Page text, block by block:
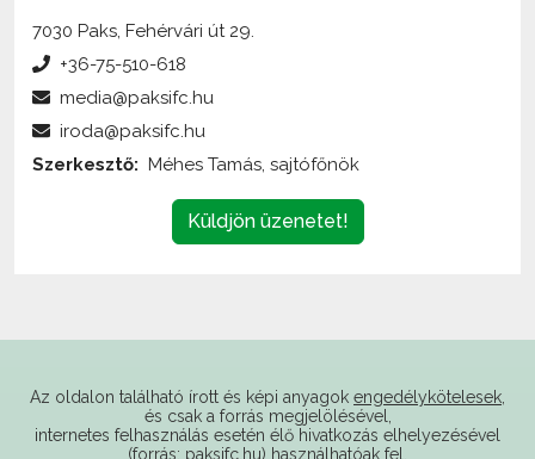
Küldjön üzenetet!
internetes felhasználás esetén élő hivatkozás elhelyezésével
(forrás: paksifc.hu) használhatóak fel.